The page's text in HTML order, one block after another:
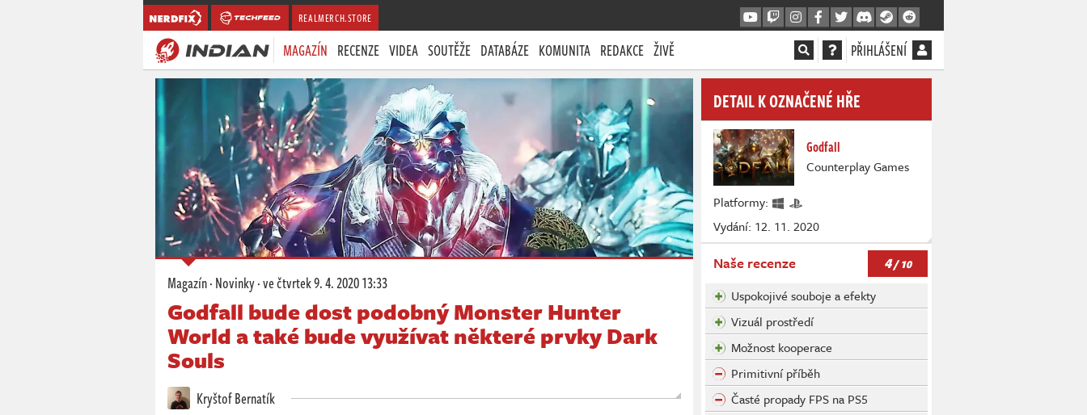
REALMERCH.STORE
MAGAZÍN RECENZE VIDEA SOUTĚŽE DATABÁZE KOMUNITA REDAKCE ŽIVĚ PŘIHLÁŠENÍ
Magazín·Novinky·ve čtvrtek9. 4. 2020 13:33
Godfall bude dost podobný Monster Hunter
World a také bude využívat některé prvky Dark
Souls
Kryštof Bernatík
DETAIL K OZNAČENÉ HŘE
Godfall
Counterplay Games
Platformy:
Vydání: 12. 11. 2020
Naše recenze 4/ 10
Uspokojivé souboje a efekty
Vizuál prostředí
Možnost kooperace
Primitivní příběh
Časté propady FPS na PS5